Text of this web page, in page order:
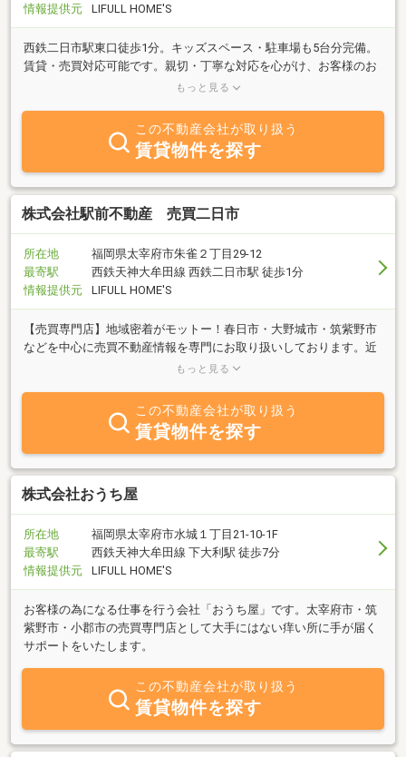
情報提供元
LIFULL HOME'S
西鉄二日市駅東口徒歩1分。キッズスペース・駐車場も5台分完備。
賃貸・売買対応可能です。親切・丁寧な対応を心がけ、お客様のお
部屋探しをスタッフ全員でサポート致します。まずはお気軽にご相
もっと見る
この不動産会社が取り扱う
賃貸物件を探す
株式会社駅前不動産 売買二日市
所在地
福岡県太宰府市朱雀２丁目29-12
最寄駅
西鉄天神大牟田線 西鉄二日市駅 徒歩1分
情報提供元
LIFULL HOME'S
【売買専門店】地域密着がモットー！春日市・大野城市・筑紫野市
などを中心に売買不動産情報を専門にお取り扱いしております。近
隣各地域に店舗を構え、各地域の情報を集約しております。お気軽
もっと見る
この不動産会社が取り扱う
賃貸物件を探す
株式会社おうち屋
所在地
福岡県太宰府市水城１丁目21-10-1F
最寄駅
西鉄天神大牟田線 下大利駅 徒歩7分
情報提供元
LIFULL HOME'S
お客様の為になる仕事を行う会社「おうち屋」です。太宰府市・筑
紫野市・小郡市の売買専門店として大手にはない痒い所に手が届く
サポートをいたします。
この不動産会社が取り扱う
賃貸物件を探す